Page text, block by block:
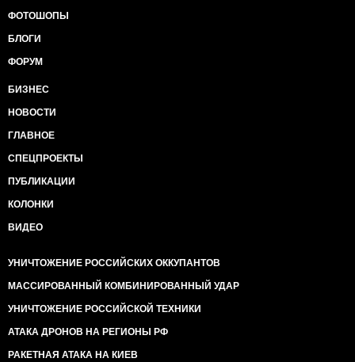
ФОТОШОПЫ
БЛОГИ
ФОРУМ
БИЗНЕС
НОВОСТИ
ГЛАВНОЕ
СПЕЦПРОЕКТЫ
ПУБЛИКАЦИИ
КОЛОНКИ
ВИДЕО
УНИЧТОЖЕНИЕ РОССИЙСКИХ ОККУПАНТОВ
МАССИРОВАННЫЙ КОМБИНИРОВАННЫЙ УДАР
УНИЧТОЖЕНИЕ РОССИЙСКОЙ ТЕХНИКИ
АТАКА ДРОНОВ НА РЕГИОНЫ РФ
РАКЕТНАЯ АТАКА НА КИЕВ